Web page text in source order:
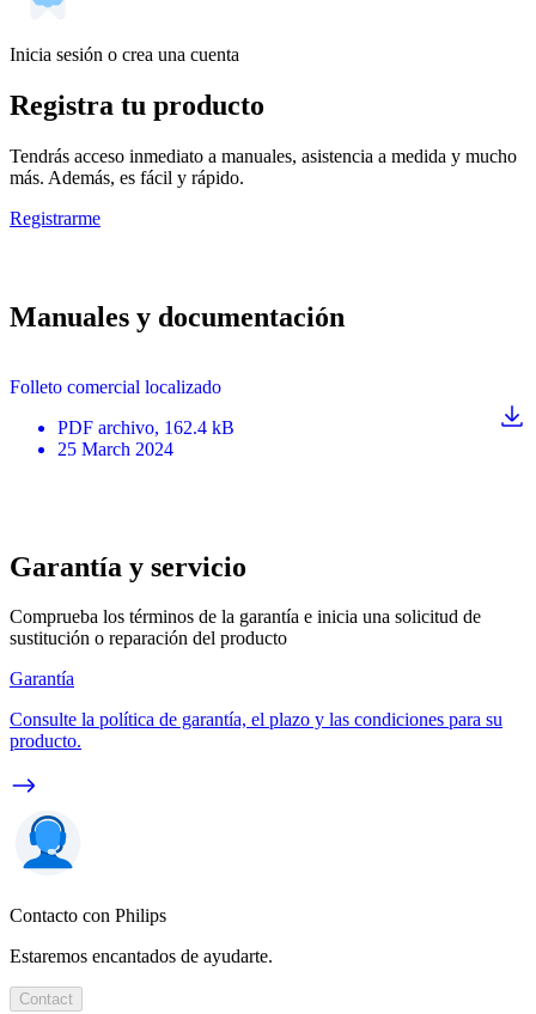
Inicia sesión o crea una cuenta
Registra tu producto
Tendrás acceso inmediato a manuales, asistencia a medida y mucho
más. Además, es fácil y rápido.
Registrarme
Manuales y documentación
Folleto comercial localizado
PDF archivo, 162.4 kB
25 March 2024
Garantía y servicio
Comprueba los términos de la garantía e inicia una solicitud de
sustitución o reparación del producto
Garantía
Consulte la política de garantía, el plazo y las condiciones para su
producto.
Contacto con Philips
Estaremos encantados de ayudarte.
Contact